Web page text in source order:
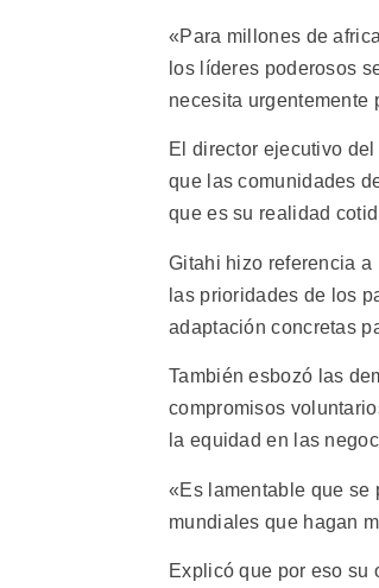
«Para millones de
los líderes poderosos
necesita urgentemente
El director ejecutivo
que las comunidades
que es su realidad
Gitahi hizo referencia
las prioridades de los
adaptación concretas
También esbozó las
compromisos
la equidad en las
«Es lamentable que se
mundiales que hagan
Explicó que por eso su